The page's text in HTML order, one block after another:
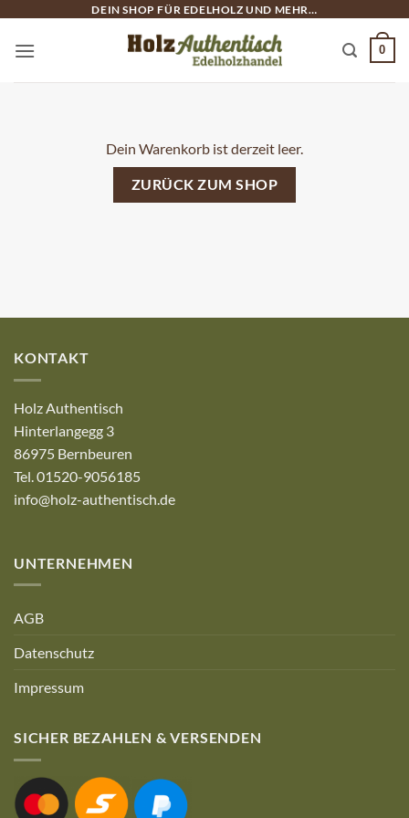
springen
DEIN SHOP FÜR EDELHOLZ UND MEHR…
0
Dein Warenkorb ist derzeit leer.
ZURÜCK ZUM SHOP
KONTAKT
Holz Authentisch
Hinterlangegg 3
86975 Bernbeuren
Tel. 01520-9056185
info@holz-authentisch.de
UNTERNEHMEN
AGB
Datenschutz
Impressum
SICHER BEZAHLEN & VERSENDEN